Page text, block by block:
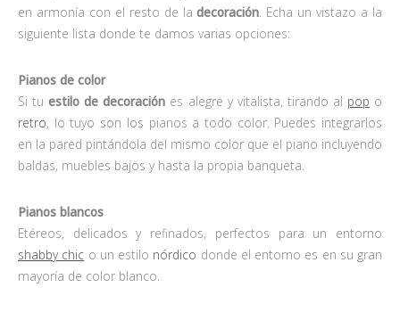
en armonía con el resto de la decoración. Echa un vistazo a la
siguiente lista donde te damos varias opciones:
Pianos de color
Si tu estilo de decoración es alegre y vitalista, tirando al pop o
retro, lo tuyo son los pianos a todo color. Puedes integrarlos
en la pared pintándola del mismo color que el piano incluyendo
baldas, muebles bajos y hasta la propia banqueta.
Pianos blancos
Etéreos, delicados y refinados, perfectos para un entorno
shabby chic o un estilo nórdico donde el entorno es en su gran
mayoría de color blanco.